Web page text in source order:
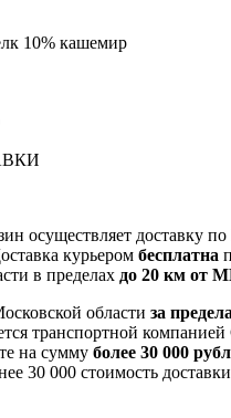
10% кашемир
осуществляет доставку
курьером бесплатна
в пределах до 20 км от
области за
транспортной
на сумму более 30 000
30 000 стоимость доставки